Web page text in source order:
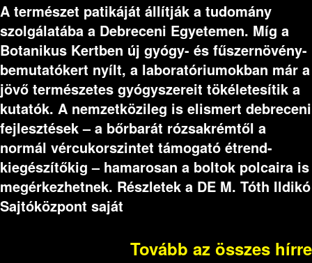
A természet patikáját állítják a tudomány
szolgálatába a Debreceni Egyetemen. Míg a
Botanikus Kertben új gyógy- és fűszernövény-
bemutatókert nyílt, a laboratóriumokban már a
jövő természetes gyógyszereit tökéletesítik a
kutatók. A nemzetközileg is elismert debreceni
fejlesztések – a bőrbarát rózsakrémtől a
normál vércukorszintet támogató étrend-
kiegészítőkig – hamarosan a boltok polcaira is
megérkezhetnek. Részletek a DE M. Tóth Ildikó
Sajtóközpont saját
Tovább az összes hírre